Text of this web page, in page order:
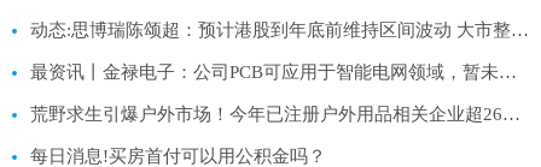
动态:思博瑞陈颂超：预计港股到年底前维持区间波动 大市整理期是入市良机
最资讯丨金禄电子：公司PCB可应用于智能电网领域，暂未应用于风电领域
荒野求生引爆户外市场！今年已注册户外用品相关企业超260万家
每日消息!买房首付可以用公积金吗？